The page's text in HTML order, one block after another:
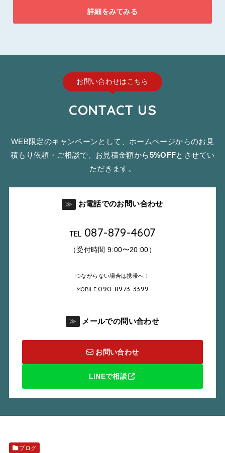
詳細をみてみる
お問い合わせはこちら
CONTACT US
WEB限定のキャンペーンとして、ホームページからのお見
積もり依頼・ご相談で、お見積金額から5%OFFとさせてい
ただきます。
≫ お電話でのお問い合わせ
TEL 087-879-4607
（受付時間 9:00〜20:00）
つながらない場合は携帯へ！
MOBILE090-8973-3399
≫ メールでの問い合わせ
お問い合わせ
LINEで相談
ブログ